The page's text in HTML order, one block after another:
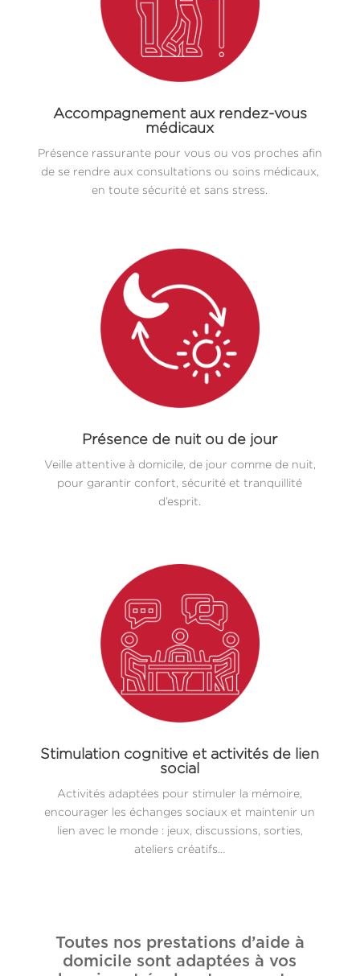
Accompagnement aux rendez-vous
médicaux
Présence rassurante pour vous ou vos proches afin
de se rendre aux consultations ou soins médicaux,
en toute sécurité et sans stress.
Présence de nuit ou de jour
Veille attentive à domicile, de jour comme de nuit,
pour garantir confort, sécurité et tranquillité
d’esprit.
Stimulation cognitive et activités de lien
social
Activités adaptées pour stimuler la mémoire,
encourager les échanges sociaux et maintenir un
lien avec le monde : jeux, discussions, sorties,
ateliers créatifs…
Toutes nos prestations d’aide à
domicile sont adaptées à vos